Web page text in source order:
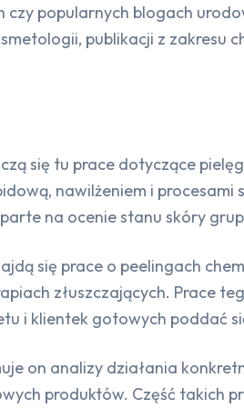
popularnych blogach
publikacji z zakresu
się tu prace dotyczące
nawilżeniem i procesami
na ocenie stanu skóry
się prace o peelingach
złuszczających. Prace
i klientek gotowych poddać
on analizy działania
produktów. Część takich